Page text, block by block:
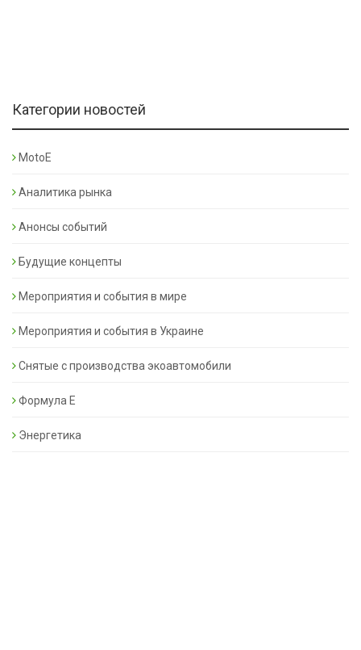
Категории новостей
MotoE
Аналитика рынка
Анонсы событий
Будущие концепты
Мероприятия и события в мире
Мероприятия и события в Украине
Снятые с производства экоавтомобили
Формула Е
Энергетика